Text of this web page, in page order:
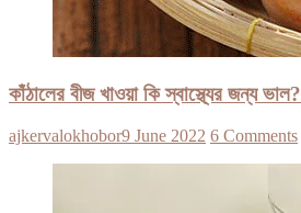
কাঁঠালের বীজ খাওয়া কি স্বাস্থ্যের জন্য ভাল?
ajkervalokhobor9 June 2022 6 Comments